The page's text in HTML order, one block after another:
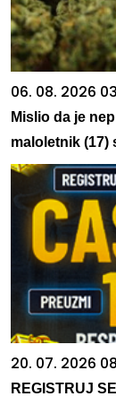
06. 08. 2026
Mislio da je
maloletnik (17)
20. 07. 2026
REGISTRUJ